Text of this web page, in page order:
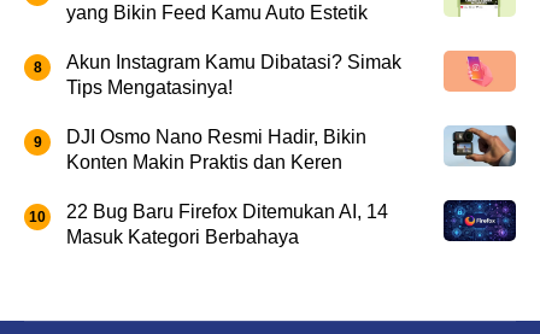
yang Bikin Feed Kamu Auto Estetik
Akun Instagram Kamu Dibatasi? Simak
Tips Mengatasinya!
DJI Osmo Nano Resmi Hadir, Bikin
Konten Makin Praktis dan Keren
22 Bug Baru Firefox Ditemukan AI, 14
Masuk Kategori Berbahaya